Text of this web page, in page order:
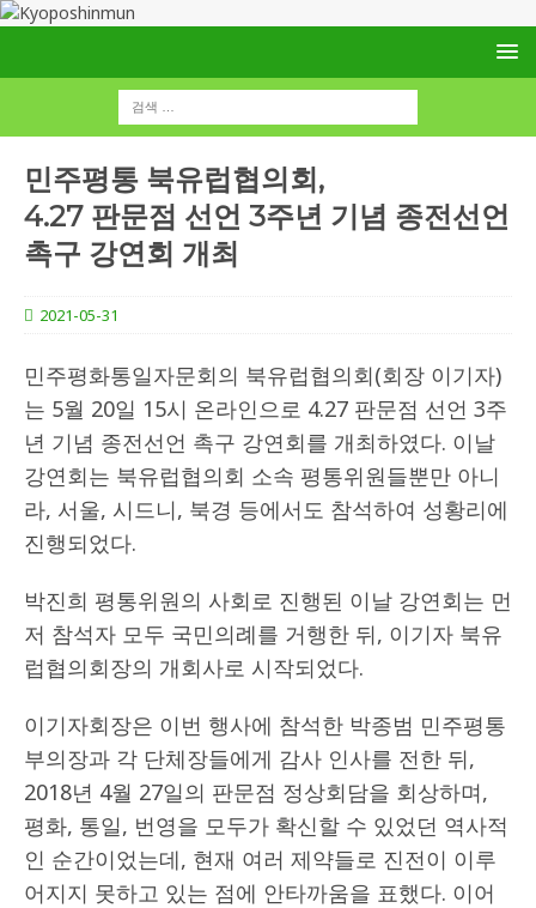
민주평통 북유럽협의회,
4.27 판문점 선언 3주년 기념 종전선언
촉구 강연회 개최
2021-05-31
민주평화통일자문회의 북유럽협의회(회장 이기자)
는 5월 20일 15시 온라인으로 4.27 판문점 선언 3주
년 기념 종전선언 촉구 강연회를 개최하였다. 이날
강연회는 북유럽협의회 소속 평통위원들뿐만 아니
라, 서울, 시드니, 북경 등에서도 참석하여 성황리에
진행되었다.
박진희 평통위원의 사회로 진행된 이날 강연회는 먼
저 참석자 모두 국민의례를 거행한 뒤, 이기자 북유
럽협의회장의 개회사로 시작되었다.
이기자회장은 이번 행사에 참석한 박종범 민주평통
부의장과 각 단체장들에게 감사 인사를 전한 뒤,
2018년 4월 27일의 판문점 정상회담을 회상하며,
평화, 통일, 번영을 모두가 확신할 수 있었던 역사적
인 순간이었는데, 현재 여러 제약들로 진전이 이루
어지지 못하고 있는 점에 안타까움을 표했다. 이어